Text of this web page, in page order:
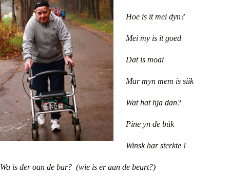
Hoe is it mei dyn?
Mei my is it goed
Dat is moai
Mar myn mem is siik
Wat hat hja dan?
Pine yn de búk
Winsk har sterkte !
Wa is der oan de bar? (wie is er aan de beurt?)